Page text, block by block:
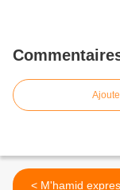
< M'hamid express 2023